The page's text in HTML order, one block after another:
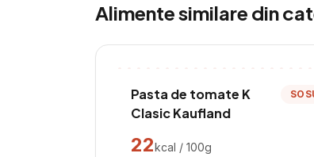
Alimente similare din
Pasta de tomate K
Clasic Kaufland
22kcal / 100g